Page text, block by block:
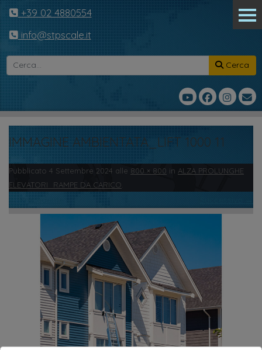
+39 02 4880554
info@stpscale.it
Cerca
IMMAGINE AMBIENTATA_LIFT 1000 11
Pubblicato 4 Settembre 2024 alle 800 × 800 in ALZA PROLUNGHE
ELEVATORI_RAMPE DA CARICO